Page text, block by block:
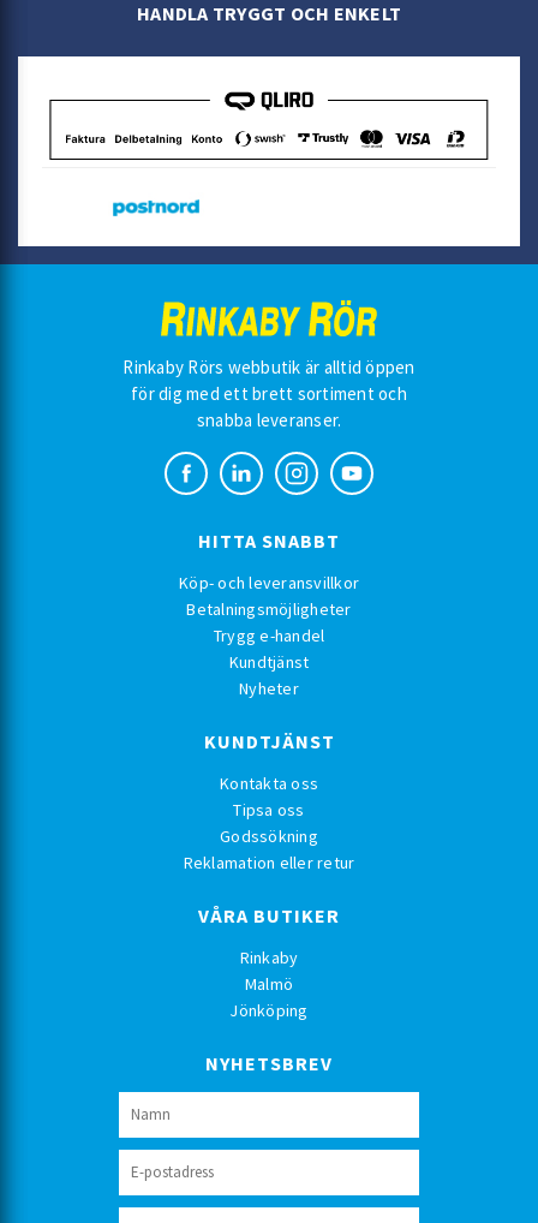
HANDLA TRYGGT OCH ENKELT
Rinkaby Rörs webbutik är alltid öppen
för dig med ett brett sortiment och
snabba leveranser.
HITTA SNABBT
Köp- och leveransvillkor
Betalningsmöjligheter
Trygg e-handel
Kundtjänst
Nyheter
KUNDTJÄNST
Kontakta oss
Tipsa oss
Godssökning
Reklamation eller retur
VÅRA BUTIKER
Rinkaby
Malmö
Jönköping
NYHETSBREV